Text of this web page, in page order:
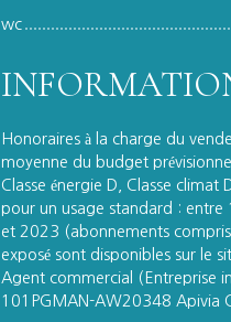
wc
Honoraires à la charge du
moyenne du budget
Classe énergie D, Classe
pour un usage standard :
et 2023 (abonnements
exposé sont disponibles sur le
Agent commercial (Entreprise
101PGMAN-AW20348 Apivia